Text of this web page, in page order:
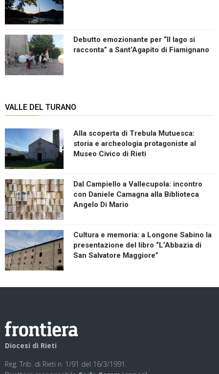
Debutto emozionante per “Il lago si
racconta” a Sant’Agapito di Fiamignano
VALLE DEL TURANO
Alla scoperta di Trebula Mutuesca:
storia e archeologia protagoniste al
Museo Civico di Rieti
Dal Campiello a Vallecupola: incontro
con Daniele Camagna alla Biblioteca
Angelo Di Mario
Cultura e memoria: a Longone Sabino la
presentazione del libro “L’Abbazia di
San Salvatore Maggiore”
Diocesi di Rieti
Reg. Trib. di Rieti n. 1/91 del 16/3/1991.